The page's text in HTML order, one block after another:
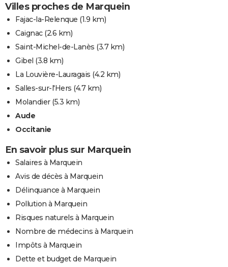
Villes proches de Marquein
Fajac-la-Relenque (1.9 km)
Caignac(2.6 km)
Saint-Michel-de-Lanès (3.7 km)
Gibel (3.8 km)
La Louvière-Lauragais (4.2 km)
Salles-sur-l'Hers (4.7 km)
Molandier(5.3 km)
Aude
Occitanie
En savoir plus sur Marquein
Salaires à Marquein
Avis de décès à Marquein
Délinquance à Marquein
Pollution à Marquein
Risques naturels à Marquein
Nombre de médecins à Marquein
Impôts à Marquein
Dette et budget de Marquein